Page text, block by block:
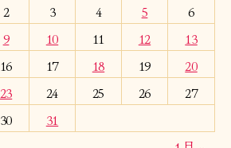
2 3 4 5
6
9 10 11 12
13
16 17 18 19
20
23 24 25 26
27
30 31